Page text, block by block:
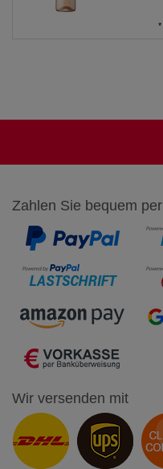
*
Zahlen Sie bequem per
Wir versenden mit